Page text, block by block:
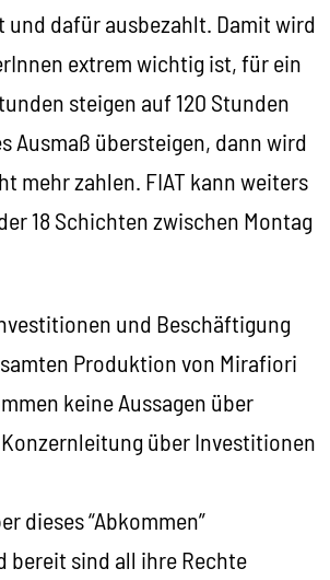
und dafür ausbezahlt. Damit wird
extrem wichtig ist, für ein
steigen auf 120 Stunden
Ausmaß übersteigen, dann wird
mehr zahlen. FIAT kann weiters
18 Schichten zwischen Montag
und Beschäftigung
Produktion von Mirafiori
keine Aussagen über
über Investitionen
dieses “Abkommen”
bereit sind all ihre Rechte